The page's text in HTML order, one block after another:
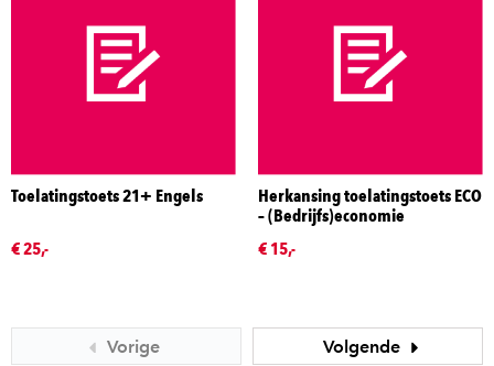
Toelatingstoets 21+ Engels
€ 25,-
Herkansing toelatingstoets ECO
– (Bedrijfs)economie
€ 15,-
Vorige Volgende